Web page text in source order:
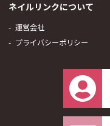
ネイルリンクについて
運営会社
プライバシーポリシー